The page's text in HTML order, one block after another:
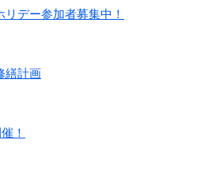
デー参加者募集中！
繕計画
！